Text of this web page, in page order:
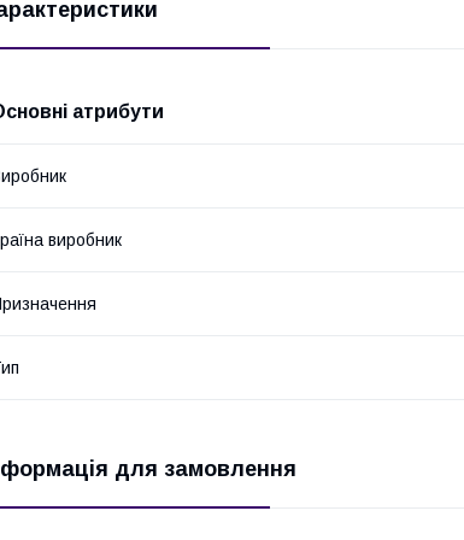
атрибути
виробник
для замовлення